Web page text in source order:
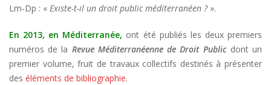
Lm-Dp : « Existe-t-il un droit public méditerranéen ? ».
En 2013, en Méditerranée, ont été publiés les deux premiers
numéros de la Revue Méditerranéenne de Droit Publicdont un
premier volume, fruit de travaux collectifs destinés à présenter
des éléments de bibliographie.